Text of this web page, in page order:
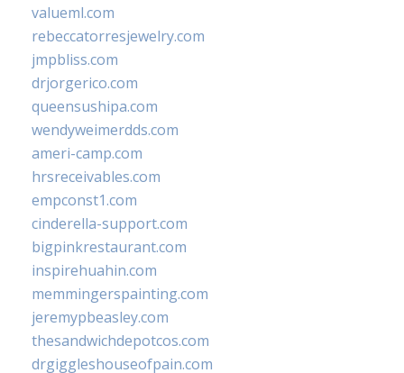
valueml.com
rebeccatorresjewelry.com
jmpbliss.com
drjorgerico.com
queensushipa.com
wendyweimerdds.com
ameri-camp.com
hrsreceivables.com
empconst1.com
cinderella-support.com
bigpinkrestaurant.com
inspirehuahin.com
memmingerspainting.com
jeremypbeasley.com
thesandwichdepotcos.com
drgiggleshouseofpain.com